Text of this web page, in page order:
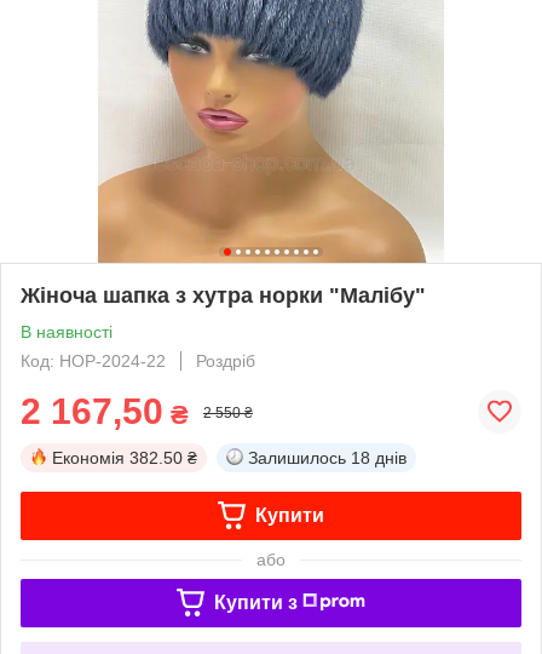
Жіноча шапка з хутра норки "Малібу"
В наявності
Код: НОР-2024-22
Роздріб
2 167,50 ₴ 2 550 ₴
Економія 382.50 ₴ Залишилось 18 днів
Купити
або
Купити з